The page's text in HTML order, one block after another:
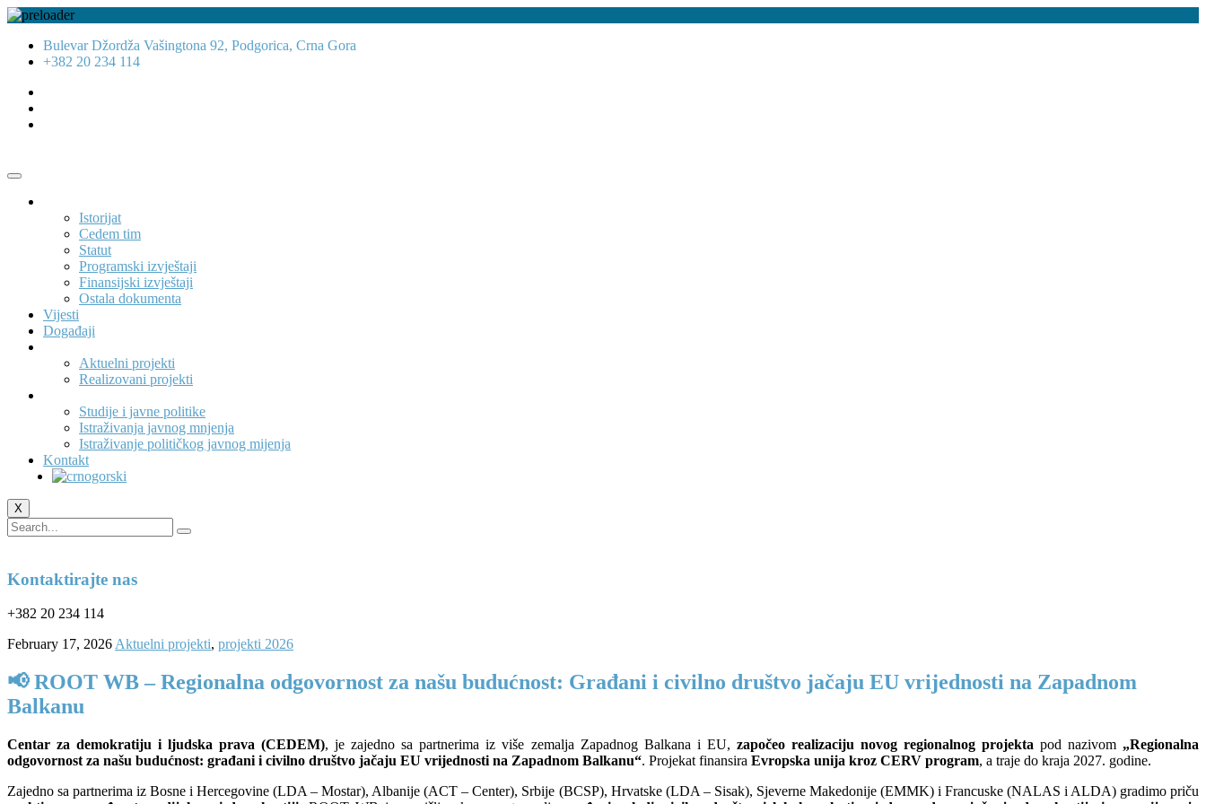
Bulevar Džordža Vašingtona 92, Podgorica, Crna Gora
+382 20 234 114
Istorijat
Cedem tim
Statut
Programski izvještaji
Finansijski izvještaji
Ostala dokumenta
Vijesti
Događaji
Aktuelni projekti
Realizovani projekti
Studije i javne politike
Istraživanja javnog mnjenja
Istraživanje političkog javnog mijenja
Kontakt
X
Kontaktirajte nas
+382 20 234 114
February 17, 2026Aktuelni projekti, projekti 2026
📢 ROOT WB – Regionalna odgovornost za našu budućnost: Građani i civilno društvo jačaju EU vrijednosti na Zapadnom
Balkanu
Centar za demokratiju i ljudska prava (CEDEM), je zajedno sa partnerima iz više zemalja Zapadnog Balkana i EU, započeo realizaciju novog regionalnog projekta pod nazivom „Regionalna
odgovornost za našu budućnost: građani i civilno društvo jačaju EU vrijednosti na Zapadnom Balkanu“. Projekat finansira Evropska unija kroz CERV program, a traje do kraja 2027. godine.
Zajedno sa partnerima iz Bosne i Hercegovine (LDA – Mostar), Albanije (ACT – Center), Srbije (BCSP), Hrvatske (LDA – Sisak), Sjeverne Makedonije (EMMK) i Francuske (NALAS i ALDA) gradimo priču